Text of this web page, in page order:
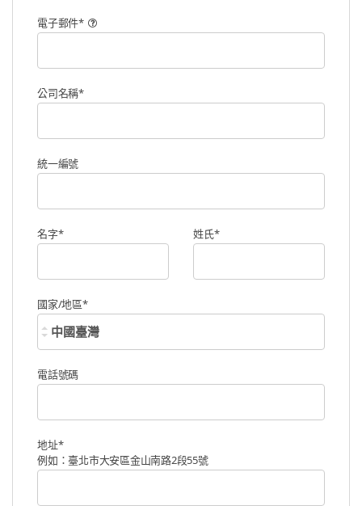
電子郵件*
公司名稱*
統一編號
名字* 姓氏*
國家/地區*
電話號碼
地址*
例如：臺北市大安區金山南路2段55號